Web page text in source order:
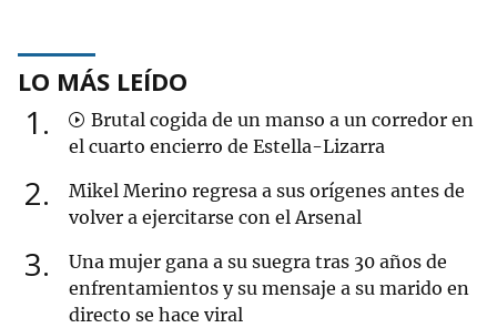
LO MÁS LEÍDO
1
Brutal cogida de un manso a un corredor en
el cuarto encierro de Estella-Lizarra
2
Mikel Merino regresa a sus orígenes antes de
volver a ejercitarse con el Arsenal
3
Una mujer gana a su suegra tras 30 años de
enfrentamientos y su mensaje a su marido en
directo se hace viral